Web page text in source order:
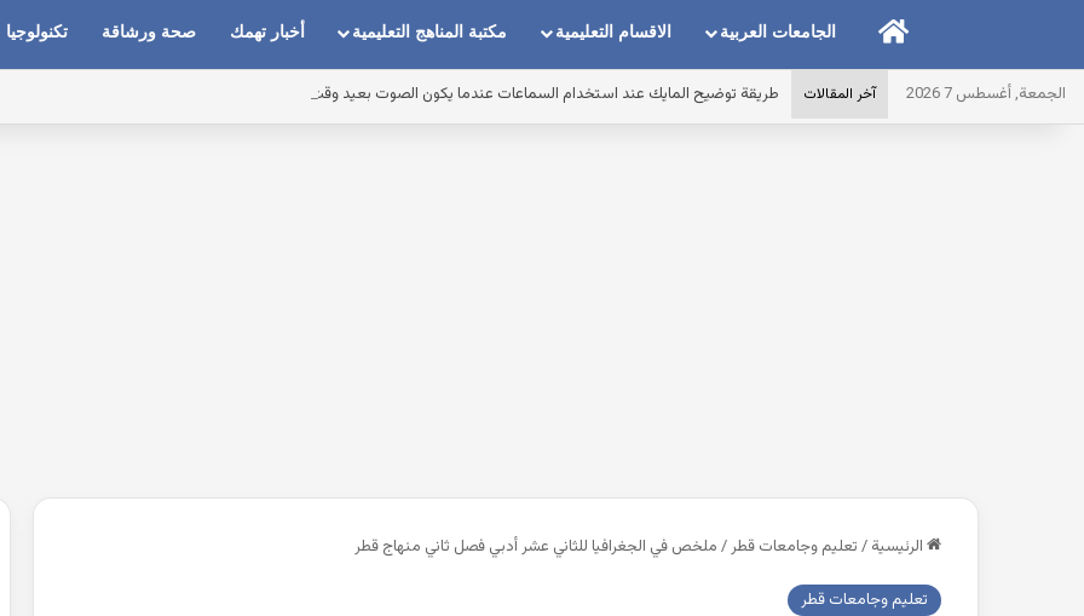
الرئيسيةالجامعات العربية الاقسام التعليمية مكتبة المناهج التعليمية أخبار تهمك صحة ورشاقة تكنولوجيا
الجمعة, أغسطس 7 2026 آخر المقالات طريقة توضيح المايك عند استخدام السماعات عندما يكون الصوت بعيد وقت المكالمات
الرئيسية / تعليم وجامعات قطر/ ملخص في الجغرافيا للثاني عشر أدبي فصل ثاني منهاج قطر
تعليم وجامعات قطر